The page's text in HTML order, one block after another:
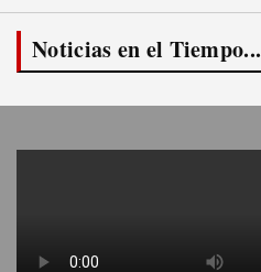
Noticias en el Tiempo...